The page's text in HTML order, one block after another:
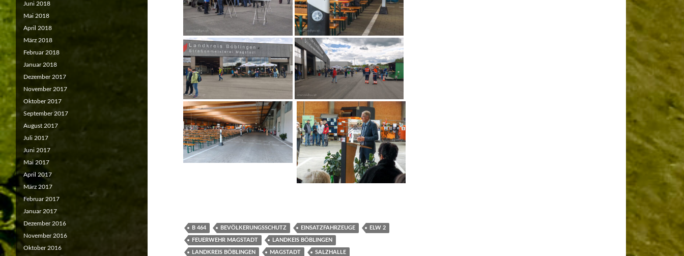
B 464 BEVÖLKERUNGSSCHUTZ EINSATZFAHRZEUGE ELW 2
FEUERWEHR MAGSTADT LANDKEIS BÖBLINGEN
LANDKREIS BÖBLINGEN MAGSTADT SALZHALLE
Juni 2018
Mai 2018
April 2018
März 2018
Februar 2018
Januar 2018
Dezember 2017
November 2017
Oktober 2017
September 2017
August 2017
Juli 2017
Juni 2017
Mai 2017
April 2017
März 2017
Februar 2017
Januar 2017
Dezember 2016
November 2016
Oktober 2016